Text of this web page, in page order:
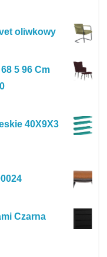
oliwkowy
5 96 Cm
40X9X3
Czarna